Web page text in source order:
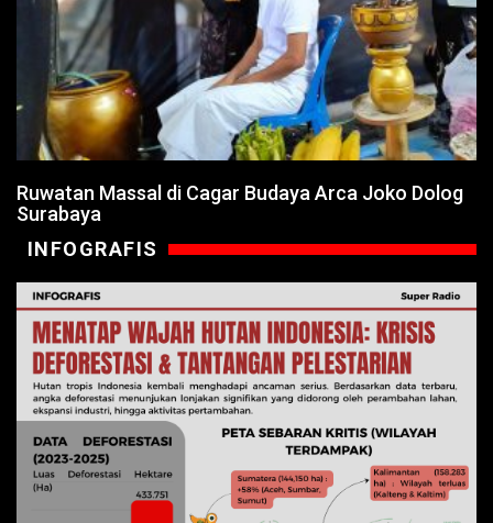
Ruwatan Massal di Cagar Budaya Arca Joko Dolog
Surabaya
INFOGRAFIS